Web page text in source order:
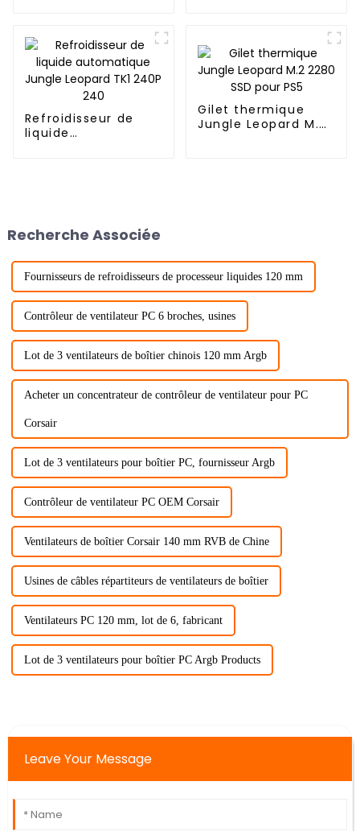
Refroidisseur de
liquide
Gilet thermique
Jungle Leopard M.2
Recherche Associée
Fournisseurs de refroidisseurs de processeur liquides 120 mm
Contrôleur de ventilateur PC 6 broches, usines
Lot de 3 ventilateurs de boîtier chinois 120 mm Argb
Acheter un concentrateur de contrôleur de ventilateur pour PC
Corsair
Lot de 3 ventilateurs pour boîtier PC, fournisseur Argb
Contrôleur de ventilateur PC OEM Corsair
Ventilateurs de boîtier Corsair 140 mm RVB de Chine
Usines de câbles répartiteurs de ventilateurs de boîtier
Ventilateurs PC 120 mm, lot de 6, fabricant
Lot de 3 ventilateurs pour boîtier PC Argb Products
Leave Your Message